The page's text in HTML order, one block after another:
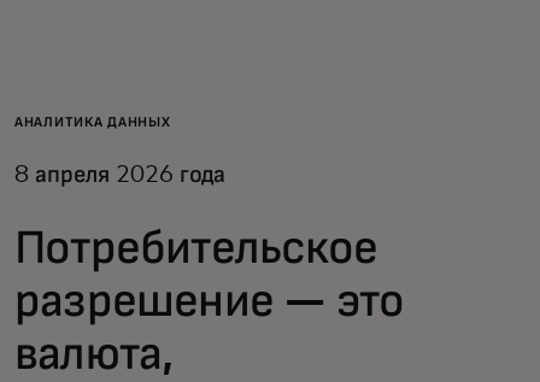
Для бизнеса
Для новаторов
Новости и тренды
АНАЛИТИКА ДАННЫХ
8 апреля 2026 года
Потребительское
разрешение — это
валюта,